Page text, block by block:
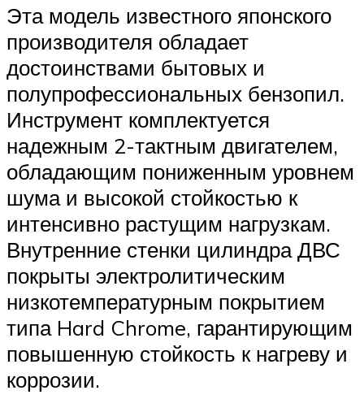
Эта модель известного японского
производителя обладает
достоинствами бытовых и
полупрофессиональных бензопил.
Инструмент комплектуется
надежным 2-тактным двигателем,
обладающим пониженным уровнем
шума и высокой стойкостью к
интенсивно растущим нагрузкам.
Внутренние стенки цилиндра ДВС
покрыты электролитическим
низкотемпературным покрытием
типа Hard Chrome, гарантирующим
повышенную стойкость к нагреву и
коррозии.